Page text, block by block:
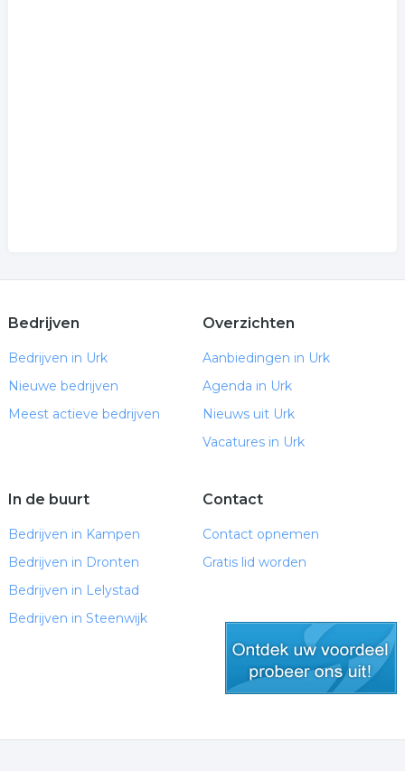
Bedrijven
Bedrijven in Urk
Nieuwe bedrijven
Meest actieve bedrijven
Overzichten
Aanbiedingen in Urk
Agenda in Urk
Nieuws uit Urk
Vacatures in Urk
In de buurt
Bedrijven in Kampen
Bedrijven in Dronten
Bedrijven in Lelystad
Bedrijven in Steenwijk
Contact
Contact opnemen
Gratis lid worden